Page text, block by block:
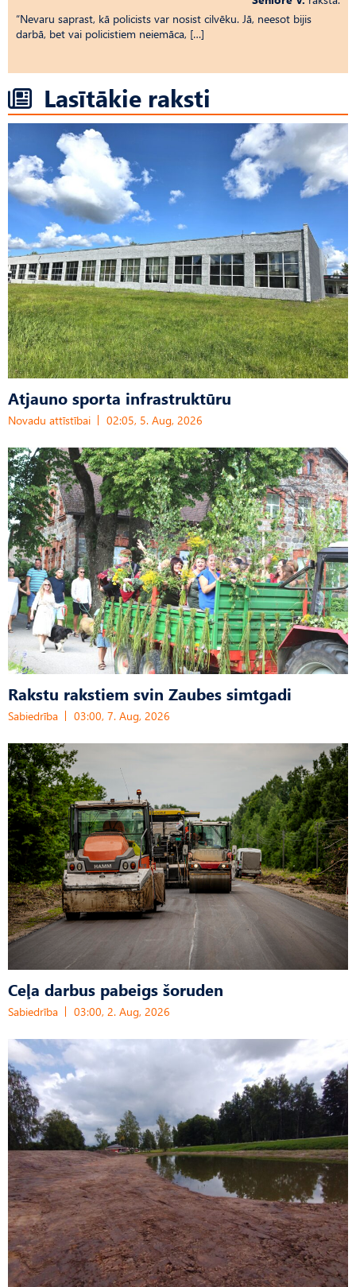
“Nevaru saprast, kā policists var nosist cilvēku. Jā, neesot bijis
darbā, bet vai policistiem neiemāca, […]
Lasītākie raksti
Atjauno sporta infrastruktūru
Novadu attīstībai 02:05, 5. Aug, 2026
Rakstu rakstiem svin Zaubes simtgadi
Sabiedrība 03:00, 7. Aug, 2026
Ceļa darbus pabeigs šoruden
Sabiedrība 03:00, 2. Aug, 2026